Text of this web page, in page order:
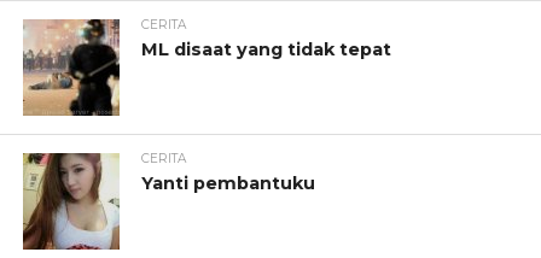
CERITA
ML disaat yang tidak tepat
CERITA
Yanti pembantuku